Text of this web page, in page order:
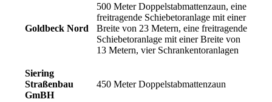
Goldbeck Nord
500 Meter Doppelstabmattenzaun, eine
freitragende Schiebetoranlage mit einer
Breite von 23 Metern, eine freitragende
Schiebetoranlage mit einer Breite von
13 Metern, vier Schrankentoranlagen
Siering
Straßenbau
GmBH
450 Meter Doppelstabmattenzaun